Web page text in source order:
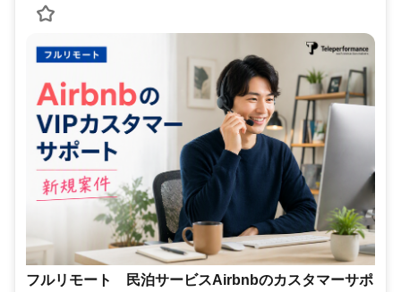
フルリモート 民泊サービスAirbnbのカスタマーサポ